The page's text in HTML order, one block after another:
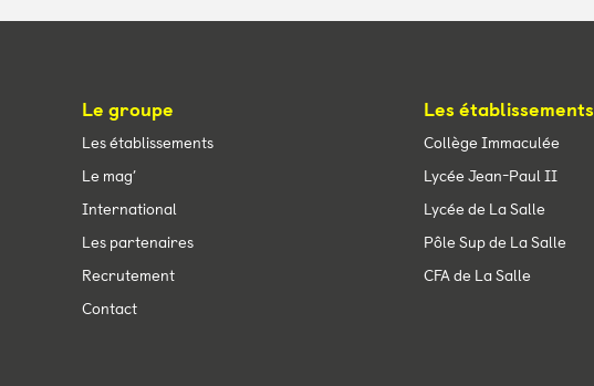
Le groupe
Les établissements
Le mag’
International
Les partenaires
Recrutement
Contact
Les établissements
Collège Immaculée
Lycée Jean-Paul II
Lycée de La Salle
Pôle Sup de La Salle
CFA de La Salle